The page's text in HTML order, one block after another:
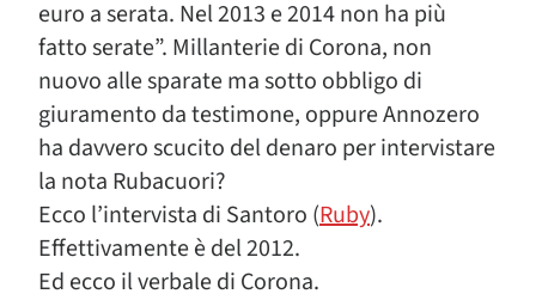
euro a serata. Nel 2013 e 2014 non ha più
fatto serate”. Millanterie di Corona, non
nuovo alle sparate ma sotto obbligo di
giuramento da testimone, oppure Annozero
ha davvero scucito del denaro per intervistare
la nota Rubacuori?
Ecco l’intervista di Santoro (Ruby).
Effettivamente è del 2012.
Ed ecco il verbale di Corona.